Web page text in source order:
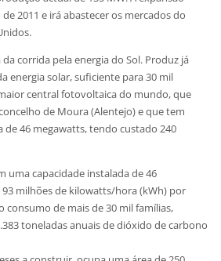
2011 e irá abastecer os mercados do
corrida pela energia do Sol. Produz já
energia solar, suficiente para 30 mil
central fotovoltaica do mundo, que
de Moura (Alentejo) e que tem
de 46 megawatts, tendo custado 240
uma capacidade instalada de 46
milhões de kilowatts/hora (kWh) por
consumo de mais de 30 mil famílias,
toneladas anuais de dióxido de carbono